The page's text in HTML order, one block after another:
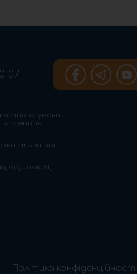
07
за умови
повинне
за їхні
будинок, 31,
Політика конфіденційності